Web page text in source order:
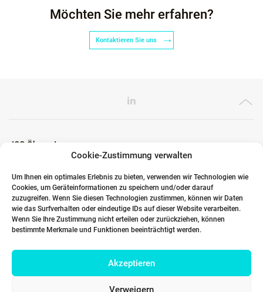
Cookie-Zustimmung verwalten
Um Ihnen ein optimales Erlebnis zu bieten, verwenden wir Technologien wie
Cookies, um Geräteinformationen zu speichern und/oder darauf
zuzugreifen. Wenn Sie diesen Technologien zustimmen, können wir Daten
wie das Surfverhalten oder eindeutige IDs auf dieser Website verarbeiten.
Wenn Sie Ihre Zustimmung nicht erteilen oder zurückziehen, können
bestimmte Merkmale und Funktionen beeinträchtigt werden.
Akzeptieren
Verweigern
Möchten Sie mehr erfahren?
Kontaktieren Sie uns
ICG Ökosystem
Globale Partner